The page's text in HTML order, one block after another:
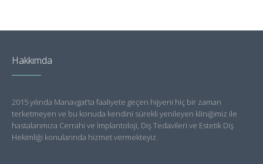
Hakkımda
2015 yılında Manavgat’ta faaliyete geçen hijyeni hiç bir zaman
terketmeyen ve bu konuda kendini sürekli yenileyen kliniğimiz ile
hastalarımıza Cerrahi ve İmplantoloji, Diş Tedavileri ve Estetik Diş
Hekimliği konularında hizmet vermekteyiz.